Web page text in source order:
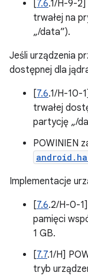
7.6.1/H-9-2]
trwałej na
„/data”).
Jeśli urządzenia
dostępnej dla
[7.6.1/H-10-
trwałej
partycję „/
POWINIEN
Implementacje
[7.6.2/H-0-
pamięci
1 GB.
[7.7.1/H]
tryb